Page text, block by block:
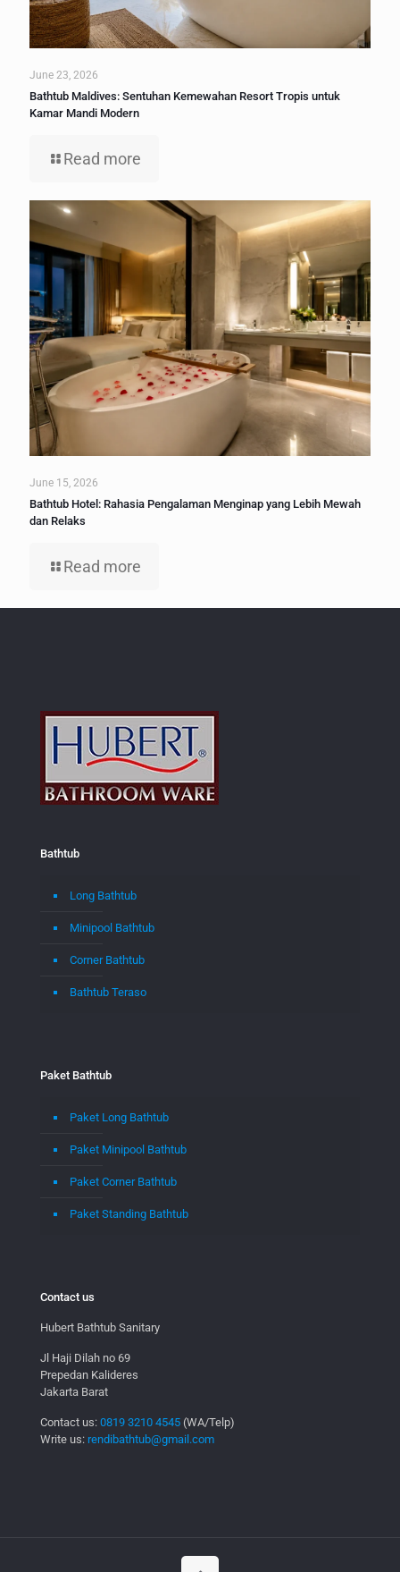
June 23, 2026
Bathtub Maldives: Sentuhan Kemewahan Resort Tropis untuk
Kamar Mandi Modern
Read more
June 15, 2026
Bathtub Hotel: Rahasia Pengalaman Menginap yang Lebih Mewah
dan Relaks
Read more
Bathtub
Long Bathtub
Minipool Bathtub
Corner Bathtub
Bathtub Teraso
Paket Bathtub
Paket Long Bathtub
Paket Minipool Bathtub
Paket Corner Bathtub
Paket Standing Bathtub
Contact us
Hubert Bathtub Sanitary
Jl Haji Dilah no 69
Prepedan Kalideres
Jakarta Barat
Contact us: 0819 3210 4545 (WA/Telp)
Write us: rendibathtub@gmail.com